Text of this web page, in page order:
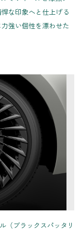
な印象へと仕上げる
強い個性を漂わせた
（ブラックスパッタリ